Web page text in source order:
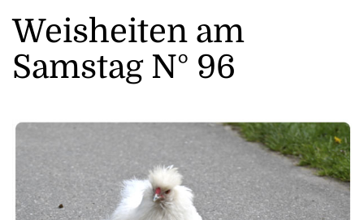
Weisheiten am
Samstag N° 96